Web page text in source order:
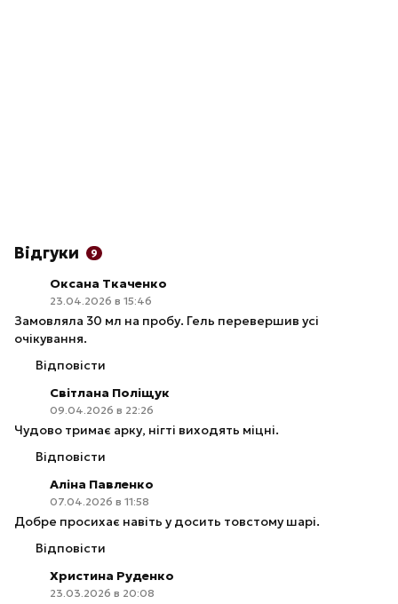
Відгуки 9
Оксана Ткаченко
23.04.2026 в 15:46
Замовляла 30 мл на пробу. Гель перевершив усі
очікування.
Відповісти
Світлана Поліщук
09.04.2026 в 22:26
Чудово тримає арку, нігті виходять міцні.
Відповісти
Аліна Павленко
07.04.2026 в 11:58
Добре просихає навіть у досить товстому шарі.
Відповісти
Христина Руденко
23.03.2026 в 20:08